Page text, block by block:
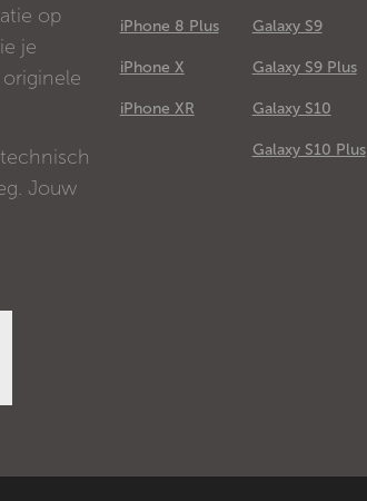
op
je
Jouw
iPhone 8 Plus
iPhone X
iPhone XR
Galaxy S9
Galaxy S9 Plus
Galaxy S10
Galaxy S10 Plus